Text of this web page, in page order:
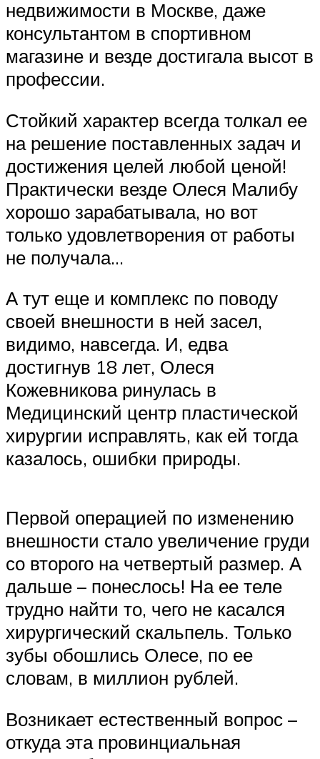
недвижимости в Москве, даже
консультантом в спортивном
магазине и везде достигала высот в
профессии.
Стойкий характер всегда толкал ее
на решение поставленных задач и
достижения целей любой ценой!
Практически везде Олеся Малибу
хорошо зарабатывала, но вот
только удовлетворения от работы
не получала…
А тут еще и комплекс по поводу
своей внешности в ней засел,
видимо, навсегда. И, едва
достигнув 18 лет, Олеся
Кожевникова ринулась в
Медицинский центр пластической
хирургии исправлять, как ей тогда
казалось, ошибки природы.
Первой операцией по изменению
внешности стало увеличение груди
со второго на четвертый размер. А
дальше – понеслось! На ее теле
трудно найти то, чего не касался
хирургический скальпель. Только
зубы обошлись Олесе, по ее
словам, в миллион рублей.
Возникает естественный вопрос –
откуда эта провинциальная